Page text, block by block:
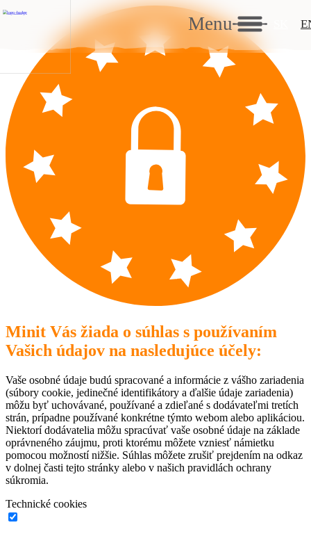
Minit Vás žiada o súhlas s používaním
Vašich údajov na nasledujúce účely:
Vaše osobné údaje budú spracované a informácie z vášho zariadenia
(súbory cookie, jedinečné identifikátory a ďalšie údaje zariadenia)
môžu byť uchovávané, používané a zdieľané s dodávateľmi tretích
strán, prípadne používané konkrétne týmto webom alebo aplikáciou.
Niektorí dodávatelia môžu spracúvať vaše osobné údaje na základe
oprávneného záujmu, proti ktorému môžete vzniesť námietku
pomocou možností nižšie. Súhlas môžete zrušiť prejdením na odkaz
v dolnej časti tejto stránky alebo v našich pravidlách ochrany
súkromia.
Technické cookies
Menu